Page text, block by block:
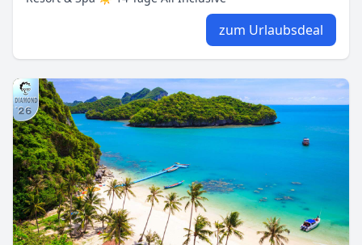
zum Urlaubsdeal